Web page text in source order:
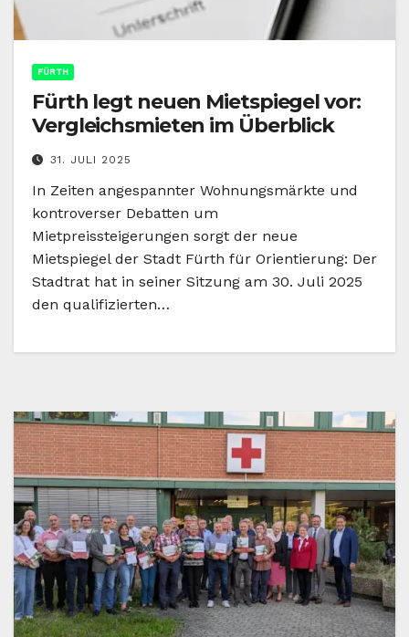
FÜRTH
Fürth legt neuen Mietspiegel vor:
Vergleichsmieten im Überblick
31. JULI 2025
In Zeiten angespannter Wohnungsmärkte und
kontroverser Debatten um
Mietpreissteigerungen sorgt der neue
Mietspiegel der Stadt Fürth für Orientierung: Der
Stadtrat hat in seiner Sitzung am 30. Juli 2025
den qualifizierten…